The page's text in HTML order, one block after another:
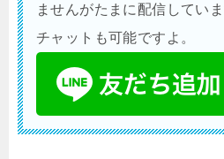
ませんがたまに配信してい
チャットも可能ですよ。